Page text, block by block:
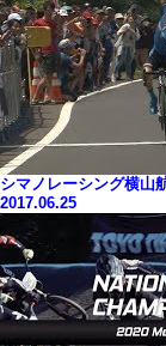
シマノレーシング横山
2017.06.25